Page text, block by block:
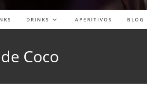
DRINKS APERITIVOS BLOG
Coco